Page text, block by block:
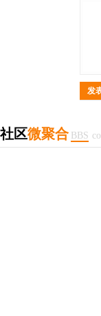
发
社区微聚合 BBS